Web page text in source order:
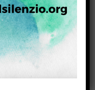
Canestrari, uscito sul
INCONTRO
Visualizza
Leave a comment